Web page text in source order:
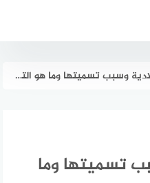
وسبب تسميتها وما هو التقويم الغريغوري؟
تسميتها وما